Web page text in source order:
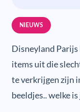
NIEUWS
Disneyland
items uit die
te verkrijgen zijn
beeldjes.. welke